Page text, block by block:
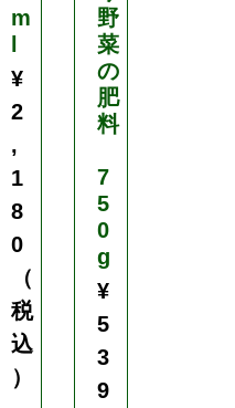
m
¥
2
,
1
8
0
（
税
込
）
野
菜
の
肥
料
7
5
0
g
¥
5
3
9